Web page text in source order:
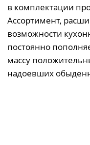
в комплектации
Ассортимент,
возможности
постоянно
массу
надоевших